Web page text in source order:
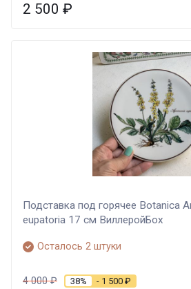
2 500 ₽
Подставка под горячее Botanica
eupatoria 17 см ВиллеройБох
Осталось 2 штуки
4 000₽ 38% - 1 500 ₽